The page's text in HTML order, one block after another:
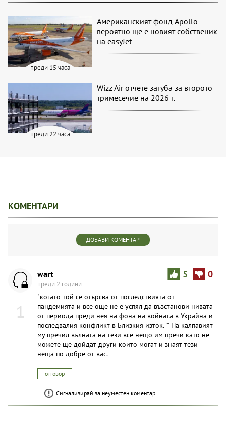
преди 15 часа
Американският фонд Apollo
вероятно ще е новият собственик
на easyJet
преди 22 часа
Wizz Air отчете загуба за второто
тримесечие на 2026 г.
КОМЕНТАРИ
ДОБАВИ КОМЕНТАР
1
5 0
wart
преди 2 години
"когато той се отърсва от последствията от
пандемията и все още не е успял да възстанови нивата
от периода преди нея на фона на войната в Украйна и
последвалия конфликт в Близкия изток. '" На калпавият
му пречил вълната на тези все нещо им пречи като не
можете ще дойдат други които могат и знаят тези
неща по добре от вас.
отговор
Сигнализирай за неуместен коментар